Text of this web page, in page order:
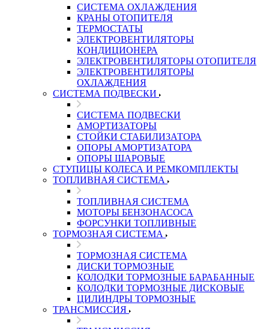
СИСТЕМА ОХЛАЖДЕНИЯ
КРАНЫ ОТОПИТЕЛЯ
ТЕРМОСТАТЫ
ЭЛЕКТРОВЕНТИЛЯТОРЫ
КОНДИЦИОНЕРА
ЭЛЕКТРОВЕНТИЛЯТОРЫ ОТОПИТЕЛЯ
ЭЛЕКТРОВЕНТИЛЯТОРЫ
ОХЛАЖДЕНИЯ
СИСТЕМА ПОДВЕСКИ
СИСТЕМА ПОДВЕСКИ
АМОРТИЗАТОРЫ
СТОЙКИ СТАБИЛИЗАТОРА
ОПОРЫ АМОРТИЗАТОРА
ОПОРЫ ШАРОВЫЕ
СТУПИЦЫ КОЛЕСА И РЕМКОМПЛЕКТЫ
ТОПЛИВНАЯ СИСТЕМА
ТОПЛИВНАЯ СИСТЕМА
МОТОРЫ БЕНЗОНАСОСА
ФОРСУНКИ ТОПЛИВНЫЕ
ТОРМОЗНАЯ СИСТЕМА
ТОРМОЗНАЯ СИСТЕМА
ДИСКИ ТОРМОЗНЫЕ
КОЛОДКИ ТОРМОЗНЫЕ БАРАБАННЫЕ
КОЛОДКИ ТОРМОЗНЫЕ ДИСКОВЫЕ
ЦИЛИНДРЫ ТОРМОЗНЫЕ
ТРАНСМИССИЯ